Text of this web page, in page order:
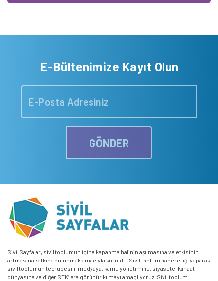
E-Bültenimize Kayıt Olun
GÖNDER
Sivil Sayfalar, sivil toplumun içine kapanma halinin aşılmasına ve etkisinin
artmasına katkıda bulunmak amacıyla kuruldu. Sivil toplum haberciliği yaparak
sivil toplumun tecrübesini medyaya, kamu yönetimine, siyasete, kanaat
dünyasına ve diğer STK’lara görünür kılmayı amaçlıyoruz. Sivil toplum